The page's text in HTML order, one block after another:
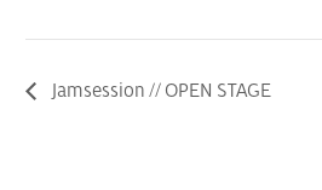
Jamsession // OPEN STAGE